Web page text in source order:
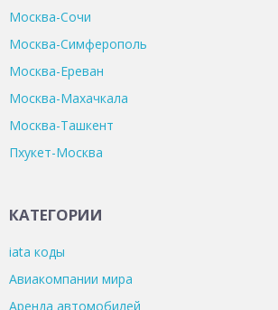
Москва-Сочи
Москва-Симферополь
Москва-Ереван
Москва-Махачкала
Москва-Ташкент
Пхукет-Москва
КАТЕГОРИИ
iata коды
Авиакомпании мира
Аренда автомобилей